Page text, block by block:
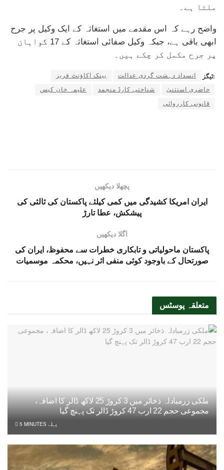
ملتا ہے۔
واضح رہے کہ اس مقدمے میں استغاثہ کے ایک وکیل پر جرح
ابھی باقی ہے، جبکہ وکیل صفائی استغاثہ کے 17 گواہان
پر جرح مکمل کر چکے ہیں۔
ٹیگز: انسداد دہشت گردی عدالت
بینک اکاؤنٹ فریز
حاضری استثنیٰ
شناختی کارڈ منجمد
علیمہ خان کیس
قانونی کارروائی
پچھلا دیکھیں
ایران امریکا کشیدگی میں کمی کیلئے پاکستان کی ثالثی کی
پیشکش، عطا تارڑ
اگلا دیکھیں
پاکستان ماحولیاتی و تابکاری خطرات سے محفوظ، ایران کی
صورتحال کے باوجود کوئی منفی اثر نہیں، محکمہ موسمیات
متعلقہ پوسٹس
ملکی زرمبادلہ ذخائر میں 3 کروڑ 25 لاکھ ڈالر کا اضافہ،
مجموعی حجم 22 ارب 47 کروڑ ڈالر تک پہنچ گیا
5 MINUTES پہلے